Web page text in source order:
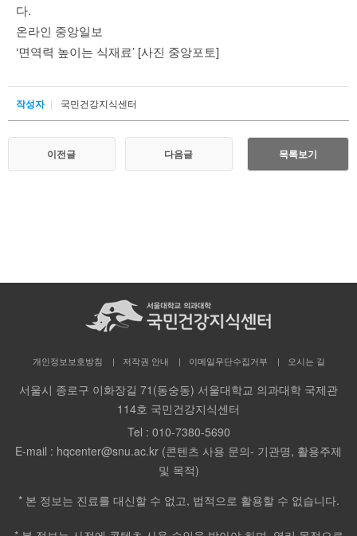
다.
온라인 중앙일보
‘면역력 높이는 식재료’ [사진 중앙포토]
작성자 국민건강지식센터
Post이전글 다음글 목록보기
개인정보보호방침 저작권 안내 이메일무단수집거부 오시는 길
서울시 종로구 이화장길 71(동숭동) 서울대학교 의과대학 국제관
114호 국민건강지식센터
Tel : 010-7380-5690
E-mail : hqcenter@snu.ac.kr (콘텐츠 사용 문의- 기관명, 활용주제
및 목적)
* 본 정보는 진료를 대신할 수 없고, 법적으로 활용할 수 없습니다.